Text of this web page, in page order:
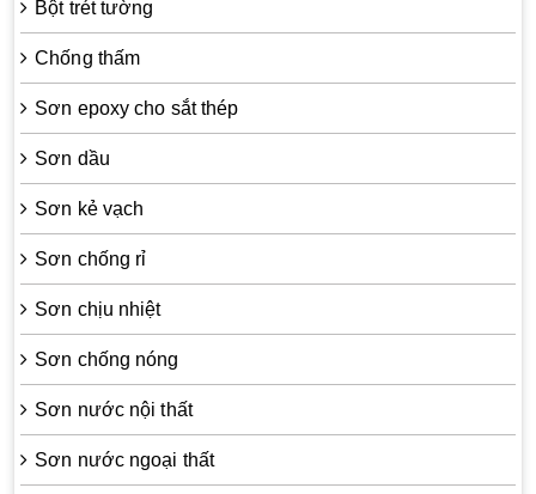
Bột trét tường
Chống thấm
Sơn epoxy cho sắt thép
Sơn dầu
Sơn kẻ vạch
Sơn chống rỉ
Sơn chịu nhiệt
Sơn chống nóng
Sơn nước nội thất
Sơn nước ngoại thất